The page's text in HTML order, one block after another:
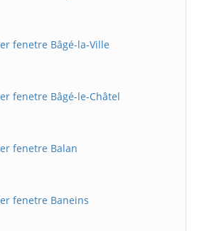
fenetre Bâgé-la-Ville
fenetre Bâgé-le-Châtel
fenetre Balan
fenetre Baneins